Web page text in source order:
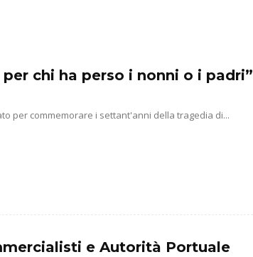
chi ha perso i nonni o i padri”
per commemorare i settant'anni della tragedia di...
e Autorità Portuale